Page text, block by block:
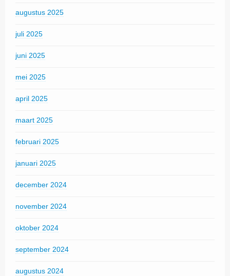
augustus 2025
juli 2025
juni 2025
mei 2025
april 2025
maart 2025
februari 2025
januari 2025
december 2024
november 2024
oktober 2024
september 2024
augustus 2024